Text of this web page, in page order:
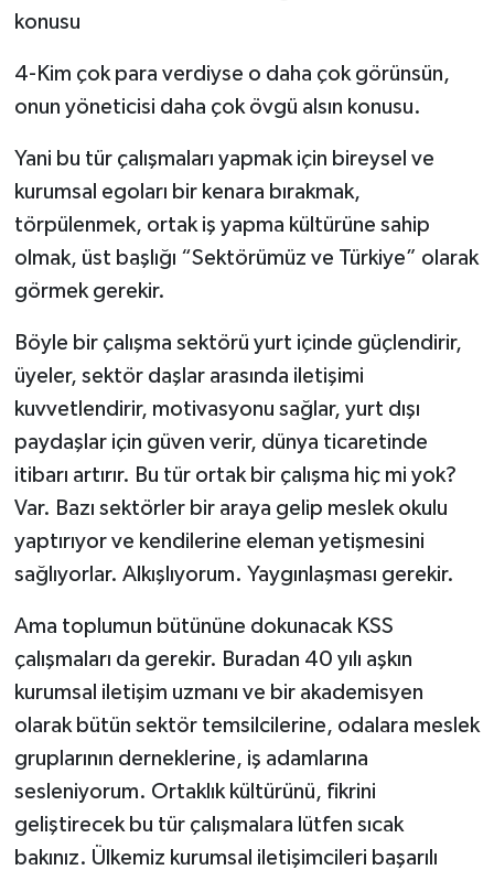
konusu
4-Kim çok para verdiyse o daha çok görünsün,
onun yöneticisi daha çok övgü alsın konusu.
Yani bu tür çalışmaları yapmak için bireysel ve
kurumsal egoları bir kenara bırakmak,
törpülenmek, ortak iş yapma kültürüne sahip
olmak, üst başlığı “Sektörümüz ve Türkiye” olarak
görmek gerekir.
Böyle bir çalışma sektörü yurt içinde güçlendirir,
üyeler, sektör daşlar arasında iletişimi
kuvvetlendirir, motivasyonu sağlar, yurt dışı
paydaşlar için güven verir, dünya ticaretinde
itibarı artırır. Bu tür ortak bir çalışma hiç mi yok?
Var. Bazı sektörler bir araya gelip meslek okulu
yaptırıyor ve kendilerine eleman yetişmesini
sağlıyorlar. Alkışlıyorum. Yaygınlaşması gerekir.
Ama toplumun bütününe dokunacak KSS
çalışmaları da gerekir. Buradan 40 yılı aşkın
kurumsal iletişim uzmanı ve bir akademisyen
olarak bütün sektör temsilcilerine, odalara meslek
gruplarının derneklerine, iş adamlarına
sesleniyorum. Ortaklık kültürünü, fikrini
geliştirecek bu tür çalışmalara lütfen sıcak
bakınız. Ülkemiz kurumsal iletişimcileri başarılı